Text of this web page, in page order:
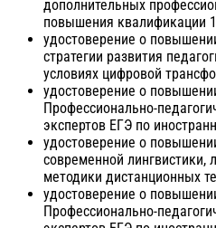
дополнительных
повышения квалификации
удостоверение о
стратегии развития
условиях цифровой
удостоверение о
Профессионально-
экспертов ЕГЭ по
удостоверение о
современной лингвистики,
методики дистанционных
удостоверение о
Профессионально-